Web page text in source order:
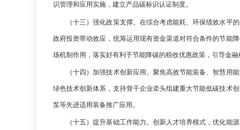
识管理和应用实施，建立产品碳标识认证制度。
（十三）强化政策支撑。在综合考虑能耗、环保绩效水平的
政府投资带动效应，统筹运用现有资金渠道对符合条件的节能
场机制作用，落实好有利于节能降碳的税收优惠政策，引导金
（十四）加强技术创新应用。聚焦高效节能装备、智慧用能
绿色技术创新体系，支持骨干企业牵头组建重大节能低碳技术
泵等先进适用装备推广应用。
（十五）提升基础工作能力。创新人才培养模式，优化能源